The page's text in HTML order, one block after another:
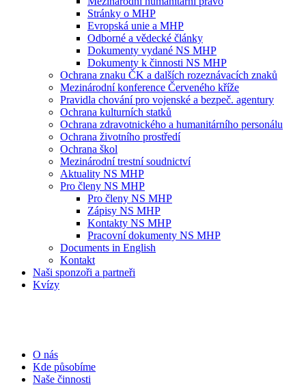
Stránky o MHP
Evropská unie a MHP
Odborné a vědecké články
Dokumenty vydané NS MHP
Dokumenty k činnosti NS MHP
Ochrana znaku ČK a dalších rozeznávacích znaků
Mezinárodní konference Červeného kříže
Pravidla chování pro vojenské a bezpeč. agentury
Ochrana kulturních statků
Ochrana zdravotnického a humanitárního personálu
Ochrana životního prostředí
Ochrana škol
Mezinárodní trestní soudnictví
Aktuality NS MHP
Pro členy NS MHP
Pro členy NS MHP
Zápisy NS MHP
Kontakty NS MHP
Pracovní dokumenty NS MHP
Documents in English
Kontakt
Naši sponzoři a partneři
Kvízy
O nás
Kde působíme
Naše činnosti